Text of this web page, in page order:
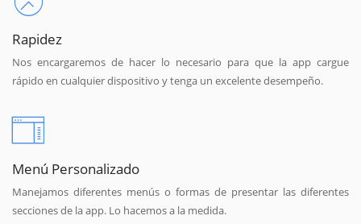
Rapidez
Nos encargaremos de hacer lo necesario para que la app cargue
rápido en cualquier dispositivo y tenga un excelente desempeño.
Menú Personalizado
Manejamos diferentes menús o formas de presentar las diferentes
secciones de la app. Lo hacemos a la medida.